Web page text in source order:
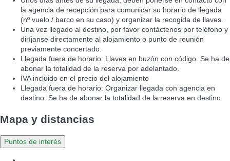
la agencia de recepción para comunicar su horario de llegada
(nº vuelo / barco en su caso) y organizar la recogida de llaves.
Una vez llegado al destino, por favor contáctenos por teléfono y
diríjanse directamente al alojamiento o punto de reunión
previamente concertado.
Llegada fuera de horario: Llaves en buzón con código. Se ha de
abonar la totalidad de la reserva por adelantado.
IVA incluido en el precio del alojamiento
Llegada fuera de horario: Organizar llegada con agencia en
destino. Se ha de abonar la totalidad de la reserva en destino
Mapa y distancias
Puntos de interés